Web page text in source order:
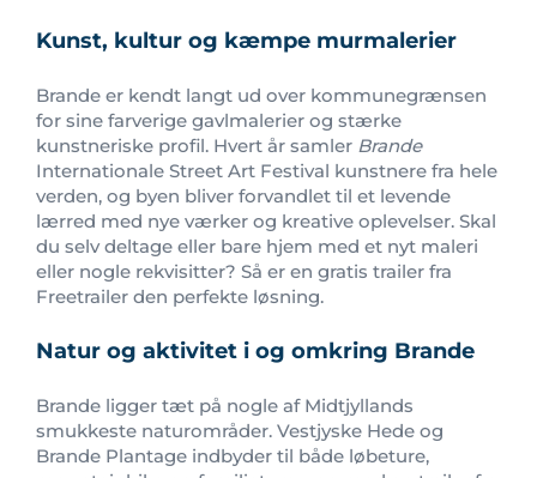
Kunst, kultur og kæmpe murmalerier
Brande er kendt langt ud over kommunegrænsen
for sine farverige gavlmalerier og stærke
kunstneriske profil. Hvert år samler Brande
Internationale Street Art Festival kunstnere fra hele
verden, og byen bliver forvandlet til et levende
lærred med nye værker og kreative oplevelser. Skal
du selv deltage eller bare hjem med et nyt maleri
eller nogle rekvisitter? Så er en gratis trailer fra
Freetrailer den perfekte løsning.
Natur og aktivitet i og omkring Brande
Brande ligger tæt på nogle af Midtjyllands
smukkeste naturområder. Vestjyske Hede og
Brande Plantage indbyder til både løbeture,